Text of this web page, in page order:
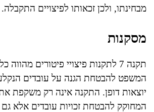
מבחינתו, ולכן זכאותו לפיצויים התקבלה.
מסקנות
תקנה 7 לתקנות פיצויי פיטורים
המשפט להבטחת הגנה על עובדים
יוצאות דופן. התקנה אינה רק משקפת
המחוקק להבטחת זכויות עובדים אלא